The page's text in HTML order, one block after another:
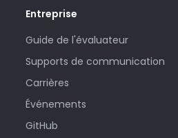
Entreprise
Guide de l'évaluateur
Supports de communication
Carrières
Événements
GitHub